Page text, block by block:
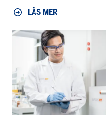
LÄS MER
Pålitliga
skakinkubatorer
Infors